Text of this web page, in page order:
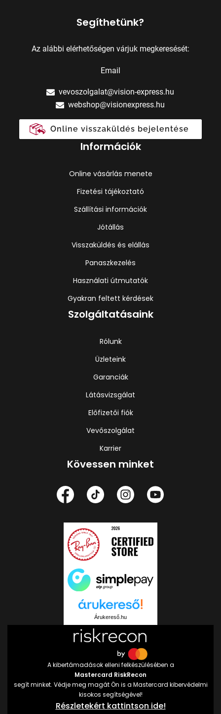
Segíthetünk?
Az alábbi elérhetőségen várjuk megkeresését:
Email
vevoszolgalat@vision-express.hu
webshop@visionexpress.hu
Online visszaküldés bejelentése
Információk
Online vásárlás menete
Fizetési tájékoztató
Szállítási információk
Jótállás
Visszaküldés és elállás
Panaszkezelés
Használati útmutatók
Gyakran feltett kérdések
Szolgáltatásaink
Rólunk
Üzleteink
Garanciák
Látásvizsgálat
Előfizetői fiók
Vevőszolgálat
Karrier
Kövessen minket
Árukereső.hu
A kibertámadások elleni felkészülésében a
Mastercard RiskRecon
segít minket. Védje meg magát Ön is a Mastercard kibervédelmi
kisokos segítségével!
Részletekért kattintson ide!